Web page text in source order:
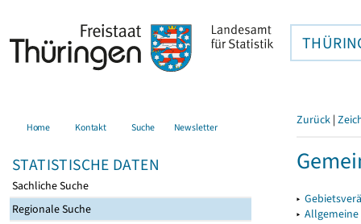
Home Kontakt Suche Newsletter
STATISTISCHE DATEN
Sachliche Suche
Regionale Suche
Zurück |
▸
▸